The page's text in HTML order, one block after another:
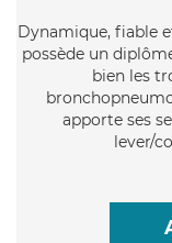
Dynamique, fiable
possède un
bien les
apporte ses
lever/